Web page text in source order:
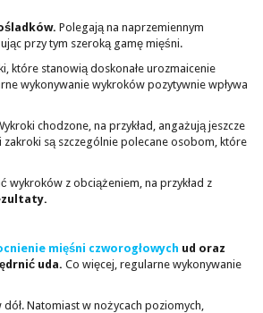
Polegają na naprzemiennym
przy tym szeroką gamę mięśni.
które stanowią doskonałe urozmaicenie
wykonywanie wykroków pozytywnie wpływa
chodzone, na przykład, angażują jeszcze
są szczególnie polecane osobom, które
wykroków z obciążeniem, na przykład z
mięśni czworogłowych ud oraz
uda. Co więcej, regularne wykonywanie
Natomiast w nożycach poziomych,